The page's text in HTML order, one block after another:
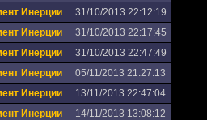
Инерции
31/10/2013 22:12:19
Инерции
31/10/2013 22:17:45
Инерции
31/10/2013 22:47:49
Инерции
05/11/2013 21:27:13
Инерции
13/11/2013 22:47:04
Инерции
14/11/2013 13:08:12